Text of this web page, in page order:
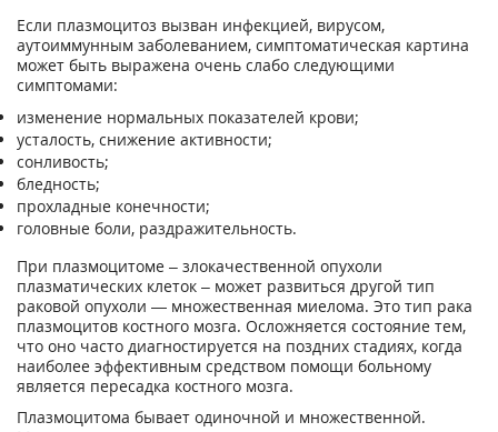
Если плазмоцитоз вызван инфекцией, вирусом,
аутоиммунным заболеванием, симптоматическая картина
может быть выражена очень слабо следующими
симптомами:
изменение нормальных показателей крови;
усталость, снижение активности;
сонливость;
бледность;
прохладные конечности;
головные боли, раздражительность.
При плазмоцитоме – злокачественной опухоли
плазматических клеток – может развиться другой тип
раковой опухоли — множественная миелома. Это тип рака
плазмоцитов костного мозга. Осложняется состояние тем,
что оно часто диагностируется на поздних стадиях, когда
наиболее эффективным средством помощи больному
является пересадка костного мозга.
Плазмоцитома бывает одиночной и множественной.